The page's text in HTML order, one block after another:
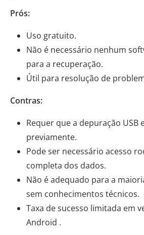
Prós:
Uso gratuito.
Não é necessário nenhum
para a recuperação.
Útil para resolução de
Contras:
Requer que a depuração USB
previamente.
Pode ser necessário acesso
completa dos dados.
Não é adequado para a
sem conhecimentos técnicos.
Taxa de sucesso limitada em
Android .